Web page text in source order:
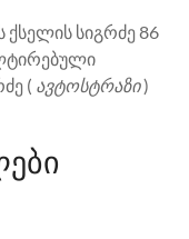
ქსელის სიგრძე 86
( ავტოსტრაზი)